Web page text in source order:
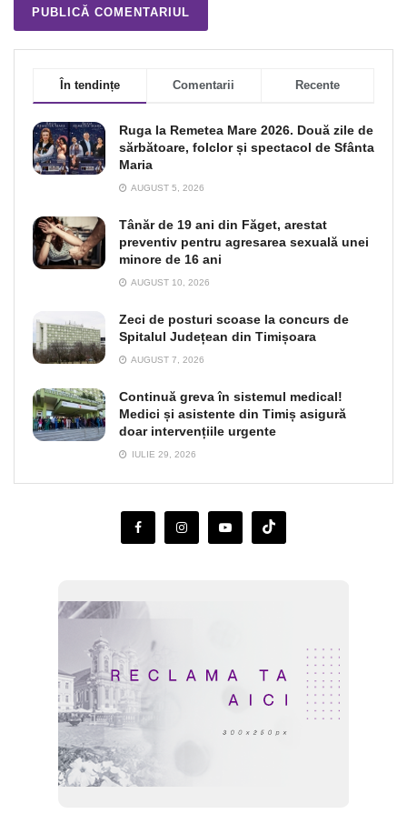
În tendințe Comentarii Recente
Ruga la Remetea Mare 2026. Două zile de
sărbătoare, folclor și spectacol de Sfânta
Maria
AUGUST 5, 2026
Tânăr de 19 ani din Făget, arestat
preventiv pentru agresarea sexuală unei
minore de 16 ani
AUGUST 10, 2026
Zeci de posturi scoase la concurs de
Spitalul Județean din Timișoara
AUGUST 7, 2026
Continuă greva în sistemul medical!
Medici și asistente din Timiș asigură
doar intervențiile urgente
IULIE 29, 2026